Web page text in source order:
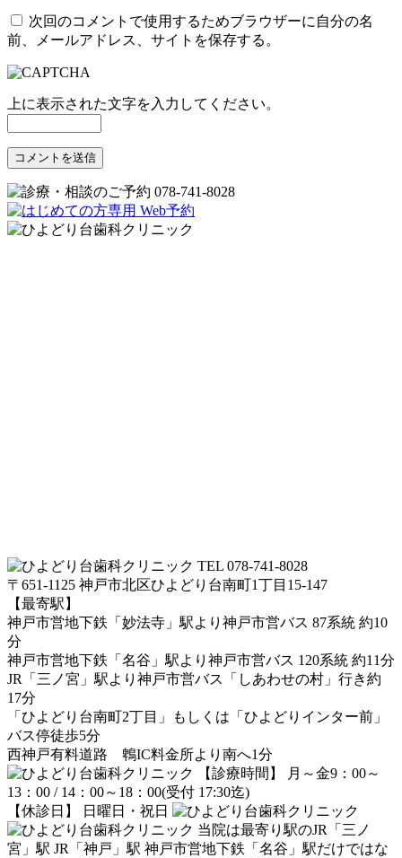
次回のコメントで使用するためブラウザーに自分の名
前、メールアドレス、サイトを保存する。
上に表示された文字を入力してください。
TEL 078-741-8028
〒651-1125 神戸市北区ひよどり台南町1丁目15-147
【最寄駅】
神戸市営地下鉄「妙法寺」駅より神戸市営バス 87系統 約10
分
神戸市営地下鉄「名谷」駅より神戸市営バス 120系統 約11分
JR「三ノ宮」駅より神戸市営バス「しあわせの村」行き約
17分
「ひよどり台南町2丁目」もしくは「ひよどりインター前」
バス停徒歩5分
西神戸有料道路 鵯IC料金所より南へ1分
【診療時間】 月～金9：00～
13：00 / 14：00～18：00(受付 17:30迄)
【休診日】 日曜日・祝日
当院は最寄り駅のJR「三ノ
宮」駅 JR「神戸」駅 神戸市営地下鉄「名谷」駅だけではな